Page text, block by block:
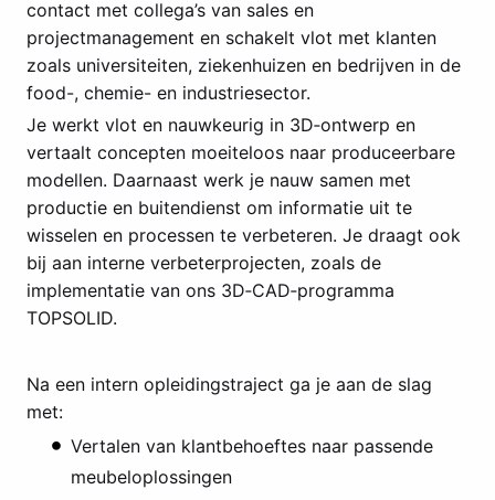
contact met collega’s van sales en
projectmanagement en schakelt vlot met klanten
zoals universiteiten, ziekenhuizen en bedrijven in de
food-, chemie- en industriesector.
Je werkt vlot en nauwkeurig in 3D‑ontwerp en
vertaalt concepten moeiteloos naar produceerbare
modellen. Daarnaast werk je nauw samen met
productie en buitendienst om informatie uit te
wisselen en processen te verbeteren. Je draagt ook
bij aan interne verbeterprojecten, zoals de
implementatie van ons 3D‑CAD‑programma
TOPSOLID.
Na een intern opleidingstraject ga je aan de slag
met:
Vertalen van klantbehoeftes naar passende
meubeloplossingen